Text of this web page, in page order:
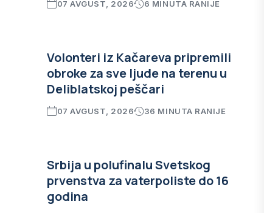
07 AVGUST, 2026 6 MINUTA RANIJE
Volonteri iz Kačareva pripremili
obroke za sve ljude na terenu u
Deliblatskoj peščari
07 AVGUST, 2026 36 MINUTA RANIJE
Srbija u polufinalu Svetskog
prvenstva za vaterpoliste do 16
godina